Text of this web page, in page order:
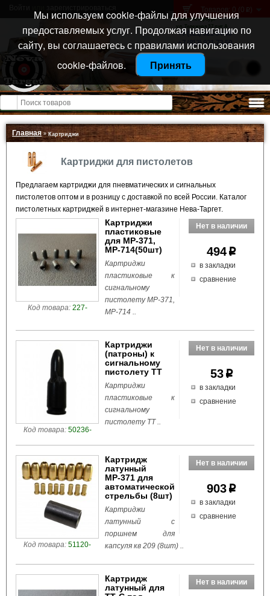
Санкт-Петербург
ул. Тележная 37 лит А
+7 (911) 021-04-08
+7 (812) 921-73-50
Товаров: 0 (0 p )
Открыть меню
Главная»Картриджи
Картриджи для пистолетов
Предлагаем картриджи для пневматических и сигнальных
пистолетов оптом и в розницу с доставкой по всей России. Каталог
пистолетных картриджей в интернет-магазине Нева-Таргет.
494 p
в закладки
сравнение
Код товара:227-
Картриджи
пластиковые
для МР-371,
МР-714(50шт)
Картриджи
пластиковые к
сигнальному
пистолету МР-371,
МР-714 ..
53p
в закладки
сравнение
Код товара:50236-
Картриджи
(патроны) к
сигнальному
пистолету ТТ
Картриджи
пластиковые к
сигнальному
пистолету ТТ ..
903 p
в закладки
сравнение
Код товара: 51120-
Картридж
латунный
МР-371 для
автоматической
стрельбы (8шт)
Картриджи
латунный с
поршнем для
капсуля кв 209 (8шт) ..
Картридж
латунный для
Мы используем cookie-файлы для улучшения
предоставляемых услуг. Продолжая навигацию по
сайту, вы соглашаетесь с правилами использования
cookie-файлов.
Принять